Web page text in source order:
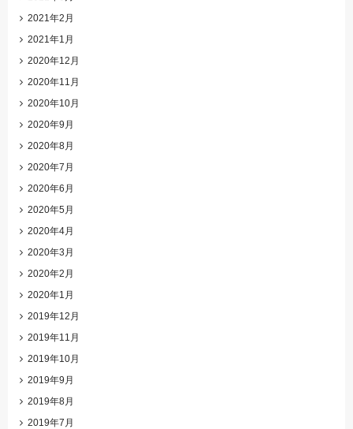
2021年2月
2021年1月
2020年12月
2020年11月
2020年10月
2020年9月
2020年8月
2020年7月
2020年6月
2020年5月
2020年4月
2020年3月
2020年2月
2020年1月
2019年12月
2019年11月
2019年10月
2019年9月
2019年8月
2019年7月